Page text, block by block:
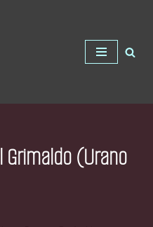
(Urano